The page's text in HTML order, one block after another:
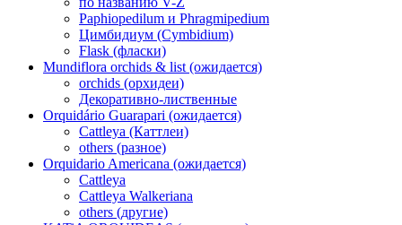
Paphiopedilum и Phragmipedium
Цимбидиум (Cymbidium)
Flask (фласки)
Mundiflora orchids & list (ожидается)
orchids (орхидеи)
Декоративно-лиственные
Orquidário Guarapari (ожидается)
Cattleya (Каттлеи)
others (разное)
Orquidario Americana (ожидается)
Cattleya
Cattleya Walkeriana
others (другие)